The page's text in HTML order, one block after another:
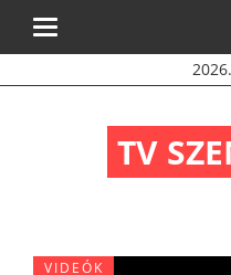
Toggle
TV
VIDEÓK